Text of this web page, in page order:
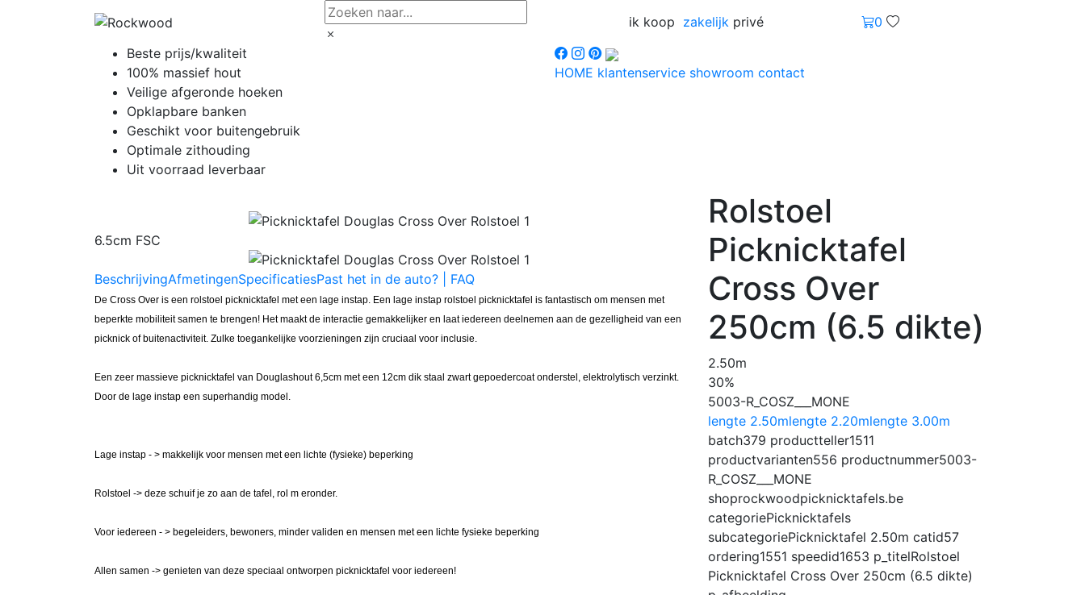
ik koop zakelijk privé
0
Beste prijs/kwaliteit
100% massief hout
Veilige afgeronde hoeken
Opklapbare banken
Geschikt voor buitengebruik
Optimale zithouding
Uit voorraad leverbaar
HOME klantenservice showroom contact
6.5cm FSC
BeschrijvingAfmetingenSpecificatiesPast het in de auto? | FAQ
De Cross Over is een rolstoel picknicktafel met een lage instap. Een lage instap rolstoel picknicktafel is fantastisch om mensen met
beperkte mobiliteit samen te brengen! Het maakt de interactie gemakkelijker en laat iedereen deelnemen aan de gezelligheid van een
picknick of buitenactiviteit. Zulke toegankelijke voorzieningen zijn cruciaal voor inclusie.
Een zeer massieve picknicktafel van Douglashout 6,5cm met een 12cm dik staal zwart gepoedercoat onderstel, elektrolytisch verzinkt.
Door de lage instap een superhandig model.
Lage instap - > makkelijk voor mensen met een lichte (fysieke) beperking
Rolstoel -> deze schuif je zo aan de tafel, rol m eronder.
Voor iedereen - > begeleiders, bewoners, minder validen en mensen met een lichte fysieke beperking
Allen samen -> genieten van deze speciaal ontworpen picknicktafel voor iedereen!
Rolstoel
Picknicktafel
Cross Over
250cm (6.5 dikte)
2.50m
30%
5003-R_COSZ___MONE
lengte 2.50mlengte 2.20mlengte 3.00m
batch379 productteller1511
productvarianten556 productnummer5003-
R_COSZ___MONE
shoprockwoodpicknicktafels.be
categoriePicknicktafels
subcategoriePicknicktafel 2.50m catid57
ordering1551 speedid1653 p_titelRolstoel
Picknicktafel Cross Over 250cm (6.5 dikte)